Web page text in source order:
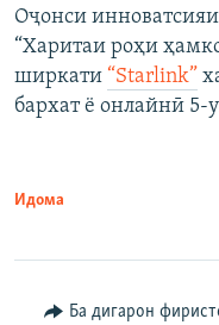
Оҷонси
“Харитаи роҳи
ширкати “Starlink”
бархат ё онлайнӣ 5-
Идома
Ба дигарон